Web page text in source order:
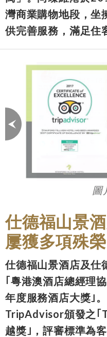
灣商業購物地段，坐
供完善服務，滿足住
圖
仕德福山景
屢獲多項殊榮
仕德福山景酒店及仕
｢粵港澳酒店總經理
年度服務酒店大獎｣
TripAdvisor頒發之｢
越獎｣，評審標準為